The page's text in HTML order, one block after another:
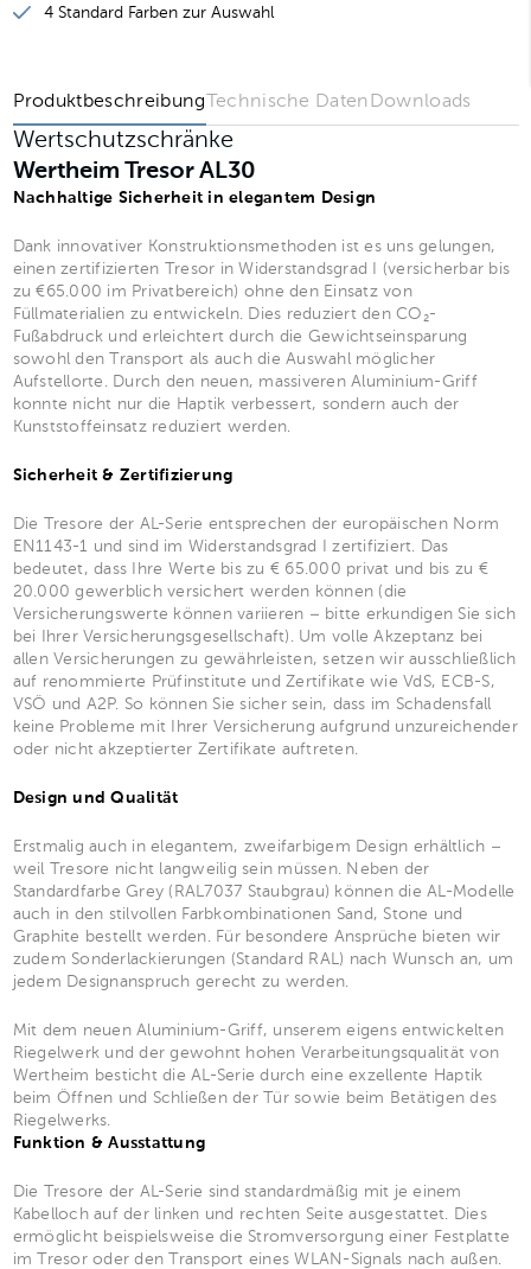
Wertheim Tresor AL35
4 Standard Farben zur Auswahl
ProduktbeschreibungTechnische Daten Downloads
Wertschutzschränke
Wertheim Tresor AL30
Nachhaltige Sicherheit in elegantem Design
Dank innovativer Konstruktionsmethoden ist es uns gelungen,
einen zertifizierten Tresor in Widerstandsgrad I (versicherbar bis
zu €65.000 im Privatbereich) ohne den Einsatz von
Füllmaterialien zu entwickeln. Dies reduziert den CO₂-
Fußabdruck und erleichtert durch die Gewichtseinsparung
sowohl den Transport als auch die Auswahl möglicher
Aufstellorte. Durch den neuen, massiveren Aluminium-Griff
konnte nicht nur die Haptik verbessert, sondern auch der
Kunststoffeinsatz reduziert werden.
Sicherheit & Zertifizierung
Die Tresore der AL-Serie entsprechen der europäischen Norm
EN1143-1 und sind im Widerstandsgrad I zertifiziert. Das
bedeutet, dass Ihre Werte bis zu € 65.000 privat und bis zu €
20.000 gewerblich versichert werden können (die
Versicherungswerte können variieren – bitte erkundigen Sie sich
bei Ihrer Versicherungsgesellschaft). Um volle Akzeptanz bei
allen Versicherungen zu gewährleisten, setzen wir ausschließlich
auf renommierte Prüfinstitute und Zertifikate wie VdS, ECB-S,
VSÖ und A2P. So können Sie sicher sein, dass im Schadensfall
keine Probleme mit Ihrer Versicherung aufgrund unzureichender
oder nicht akzeptierter Zertifikate auftreten.
Design und Qualität
Erstmalig auch in elegantem, zweifarbigem Design erhältlich –
weil Tresore nicht langweilig sein müssen. Neben der
Standardfarbe Grey (RAL7037 Staubgrau) können die AL-Modelle
auch in den stilvollen Farbkombinationen Sand, Stone und
Graphite bestellt werden. Für besondere Ansprüche bieten wir
zudem Sonderlackierungen (Standard RAL) nach Wunsch an, um
jedem Designanspruch gerecht zu werden.
Mit dem neuen Aluminium-Griff, unserem eigens entwickelten
Riegelwerk und der gewohnt hohen Verarbeitungsqualität von
Wertheim besticht die AL-Serie durch eine exzellente Haptik
beim Öffnen und Schließen der Tür sowie beim Betätigen des
Riegelwerks.
Funktion & Ausstattung
Die Tresore der AL-Serie sind standardmäßig mit je einem
Kabelloch auf der linken und rechten Seite ausgestattet. Dies
ermöglicht beispielsweise die Stromversorgung einer Festplatte
im Tresor oder den Transport eines WLAN-Signals nach außen.